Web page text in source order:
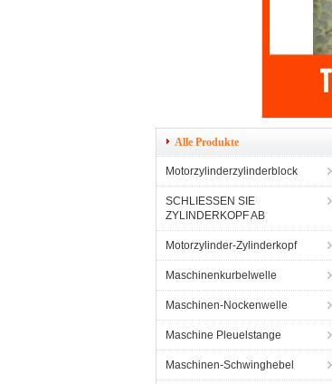
Alle Produkte
Motorzylinderzylinderblock
SCHLIESSEN SIE
ZYLINDERKOPF AB
Motorzylinder-Zylinderkopf
Maschinenkurbelwelle
Maschinen-Nockenwelle
Maschine Pleuelstange
Maschinen-Schwinghebel